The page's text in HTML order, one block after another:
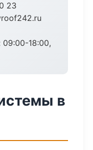
23
18:00,
в